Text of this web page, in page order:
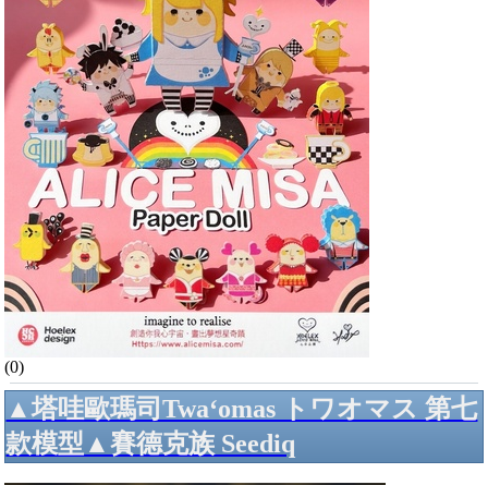
(0)
▲塔哇歐瑪司Twa‘omas トワオマス 第七
款模型▲賽德克族 Seediq